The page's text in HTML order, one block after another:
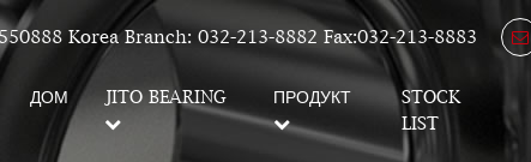
Korea Branch: 032-213-8882 Fax:032-213-8883
ДОМ JITO BEARING ПРОДУКТ
STOCK
LIST